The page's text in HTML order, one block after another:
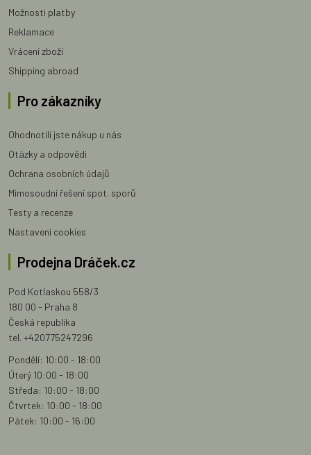
Možnosti platby
Reklamace
Vrácení zboží
Shipping abroad
Pro zákazníky
Ohodnotili jste nákup u nás
Otázky a odpovědi
Ochrana osobních údajů
Mimosoudní řešení spot. sporů
Testy a recenze
Nastavení cookies
Prodejna Dráček.cz
Pod Kotlaskou 558/3
180 00 - Praha 8
Česká republika
tel. +420775247296
Pondělí: 10:00 - 18:00
Úterý 10:00 - 18:00
Středa: 10:00 - 18:00
Čtvrtek: 10:00 - 18:00
Pátek: 10:00 - 16:00